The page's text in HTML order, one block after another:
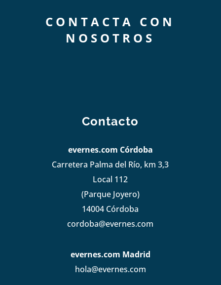
CONTACTA CON
NOSOTROS
Contacto
evernes.com Córdoba
Carretera Palma del Río, km 3,3
Local 112
(Parque Joyero)
14004 Córdoba
cordoba@evernes.com
evernes.com Madrid
hola@evernes.com